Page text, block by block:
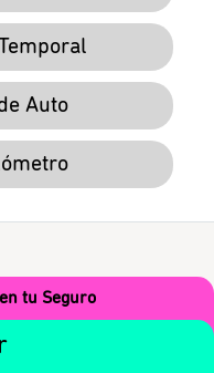
tu Seguro
Auto